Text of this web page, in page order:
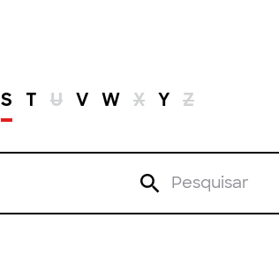
S T U V W X Y Z